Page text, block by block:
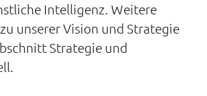
Intelligenz. Weitere
unserer Vision und Strategie
Strategie und